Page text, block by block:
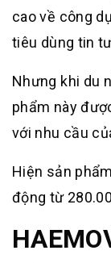
cao về công
tiêu dùng tin
Nhưng khi du
phẩm này
với nhu cầu
Hiện sản
động từ